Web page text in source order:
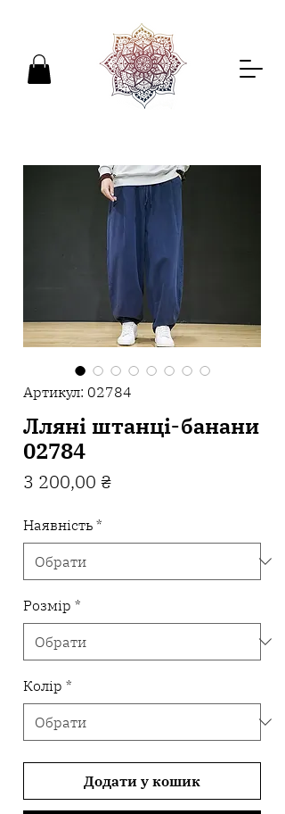
Артикул: 02784
Лляні штанці-банани
02784
3 200,00 ₴Ціна
Наявність *
Розмір *
Колір *
Додати у кошик